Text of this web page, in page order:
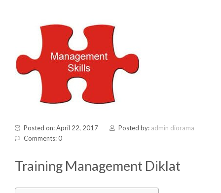
Posted on: April 22, 2017 Posted by: admin diorama
Comments: 0
Training Management Diklat